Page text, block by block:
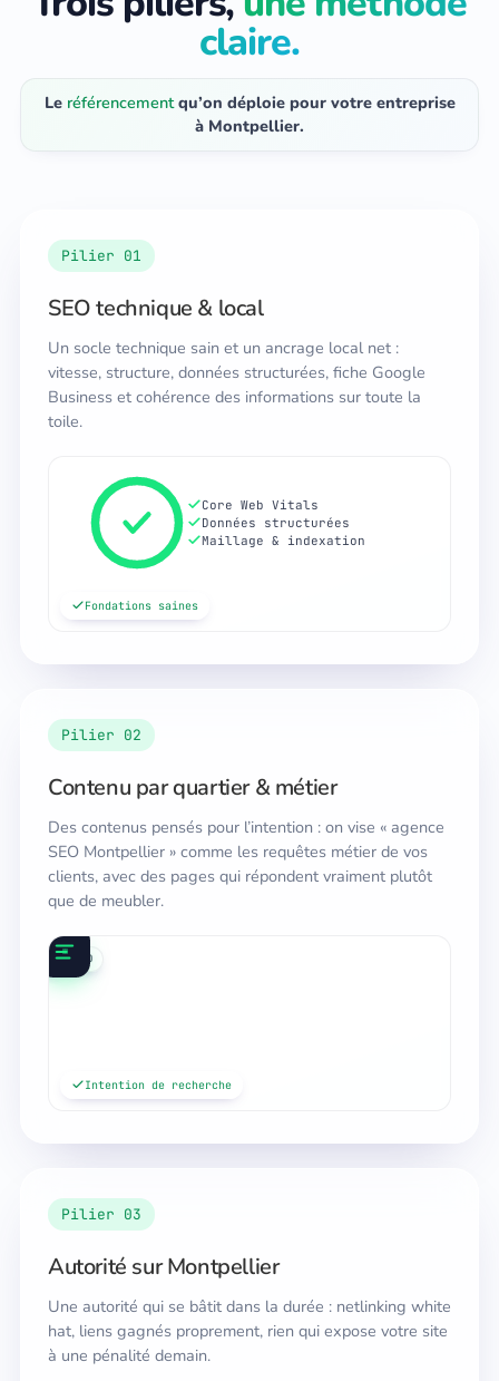
claire.
Le référencementqu’on déploie pour votre entreprise
à Montpellier.
Pilier 01
SEO technique & local
Un socle technique sain et un ancrage local net :
vitesse, structure, données structurées, fiche Google
Business et cohérence des informations sur toute la
toile.
Core Web Vitals
Données structurées
Maillage & indexation
Fondations saines
Pilier 02
Contenu par quartier & métier
Des contenus pensés pour l’intention : on vise « agence
SEO Montpellier » comme les requêtes métier de vos
clients, avec des pages qui répondent vraiment plutôt
que de meubler.
SEO
local
Intention de recherche
Pilier 03
Autorité sur Montpellier
Une autorité qui se bâtit dans la durée : netlinking white
hat, liens gagnés proprement, rien qui expose votre site
à une pénalité demain.